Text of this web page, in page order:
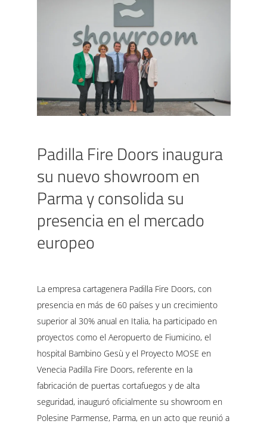
Padilla Fire Doors inaugura
su nuevo showroom en
Parma y consolida su
presencia en el mercado
europeo
La empresa cartagenera Padilla Fire Doors, con
presencia en más de 60 países y un crecimiento
superior al 30% anual en Italia, ha participado en
proyectos como el Aeropuerto de Fiumicino, el
hospital Bambino Gesù y el Proyecto MOSE en
Venecia Padilla Fire Doors, referente en la
fabricación de puertas cortafuegos y de alta
seguridad, inauguró oficialmente su showroom en
Polesine Parmense, Parma, en un acto que reunió a